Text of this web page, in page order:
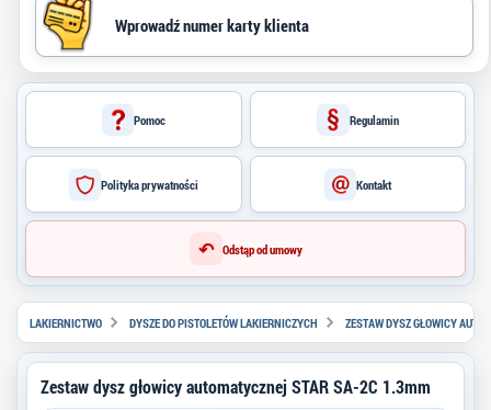
Pomoc Regulamin
Polityka prywatności Kontakt
↶ Odstąp od umowy
LAKIERNICTWO DYSZE DO PISTOLETÓW LAKIERNICZYCH ZESTAW DYSZ GŁOWICY
Zestaw dysz głowicy automatycznej STAR SA-2C 1.3mm